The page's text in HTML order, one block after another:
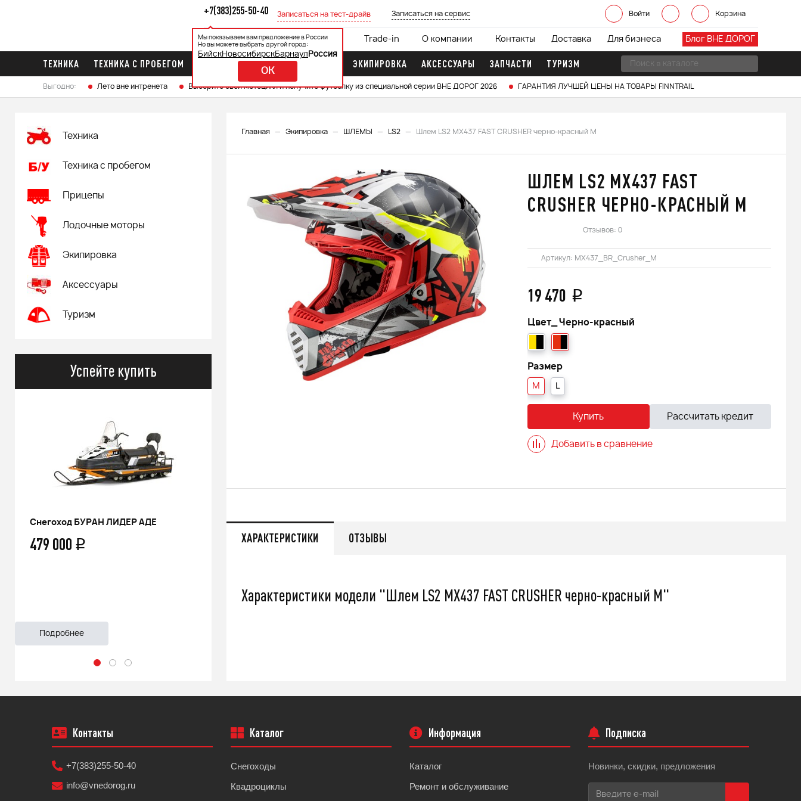
Войти Корзина
+7(383)255-50-40
Мы показываем вам предложение в России
Но вы можете выбрать другой город:
БийскНовосибирскБарнаул Россия
OK
Записаться на тест-драйв Записаться на сервис
Блог ВНЕ ДОРОГ
Каталог Акции Кредит 0% Trade-in О компании Контакты Доставка Для бизнеса
ТЕХНИКА ТЕХНИКА С ПРОБЕГОМ ЛОДОЧНЫЕ МОТОРЫ ЭКИПИРОВКА АКСЕССУАРЫ ЗАПЧАСТИ ТУРИЗМ
Выгодно: Лето вне интренета Выберите свой мотоцикл и получите футболку из специальной серии ВНЕ ДОРОГ 2026 ГАРАНТИЯ ЛУЧШЕЙ ЦЕНЫ НА ТОВАРЫ FINNTRAIL
Главная Экипировка ШЛЕМЫ LS2 Шлем LS2 MX437 FAST CRUSHER черно-красный M
Техника
Техника с пробегом
Прицепы
Лодочные моторы
Экипировка
Аксессуары
Туризм
Успейте купить
Снегоход БУРАН ЛИДЕР АДЕ
479 000 q
Подробнее
РИНАЛЬ 2013 черный В/Т 1м
66 500q
ШЛЕМ LS2 MX437 FAST
CRUSHER ЧЕРНО-КРАСНЫЙ M
Отзывов: 0
Артикул: MX437_BR_Crusher_M
19 470 q
Цвет_ Черно-красный
Размер
M L
Купить Рассчитать кредит
Добавить в сравнение
ХАРАКТЕРИСТИКИ ОТЗЫВЫ
Характеристики модели "Шлем LS2 MX437 FAST CRUSHER черно-красный M"
Контакты
+7(383)255-50-40
info@vnedorog.ru
Каталог
Снегоходы
Квадроциклы
Информация
Каталог
Ремонт и обслуживание
Подписка
Новинки, скидки, предложения